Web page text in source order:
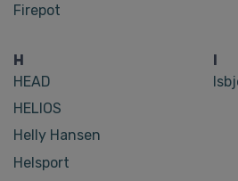
Firepot
H
HEAD
HELIOS
Helly Hansen
Helsport
I